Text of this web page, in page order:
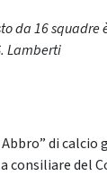
da 16 squadre
Lamberti
di
consiliare del